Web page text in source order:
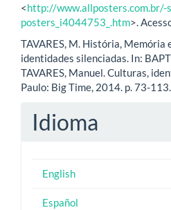
<http://www.allposters.com.br/-
posters_i4044753_.htm>.
TAVARES, M. História, Memória
identidades silenciadas. In:
TAVARES, Manuel. Culturas,
Paulo: Big Time, 2014. p. 73-113.
Idioma
English
Español